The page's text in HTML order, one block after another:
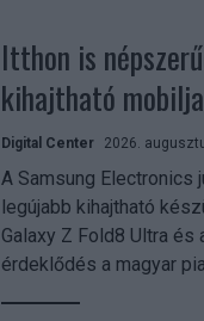
Itthon is
kihajtható
Digital Center 2026.
A Samsung Electronics
legújabb kihajtható
Galaxy Z Fold8 Ultra és
érdeklődés a magyar